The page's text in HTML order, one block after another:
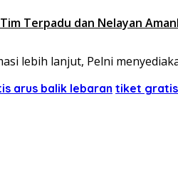
Terpadu dan Nelayan
lebih lanjut, Pelni
arus balik lebaran tiket gratis